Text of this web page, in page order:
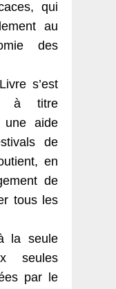
qui
au
des
s’est
à titre
une aide
de
en
de
tous les
la seule
seules
par le